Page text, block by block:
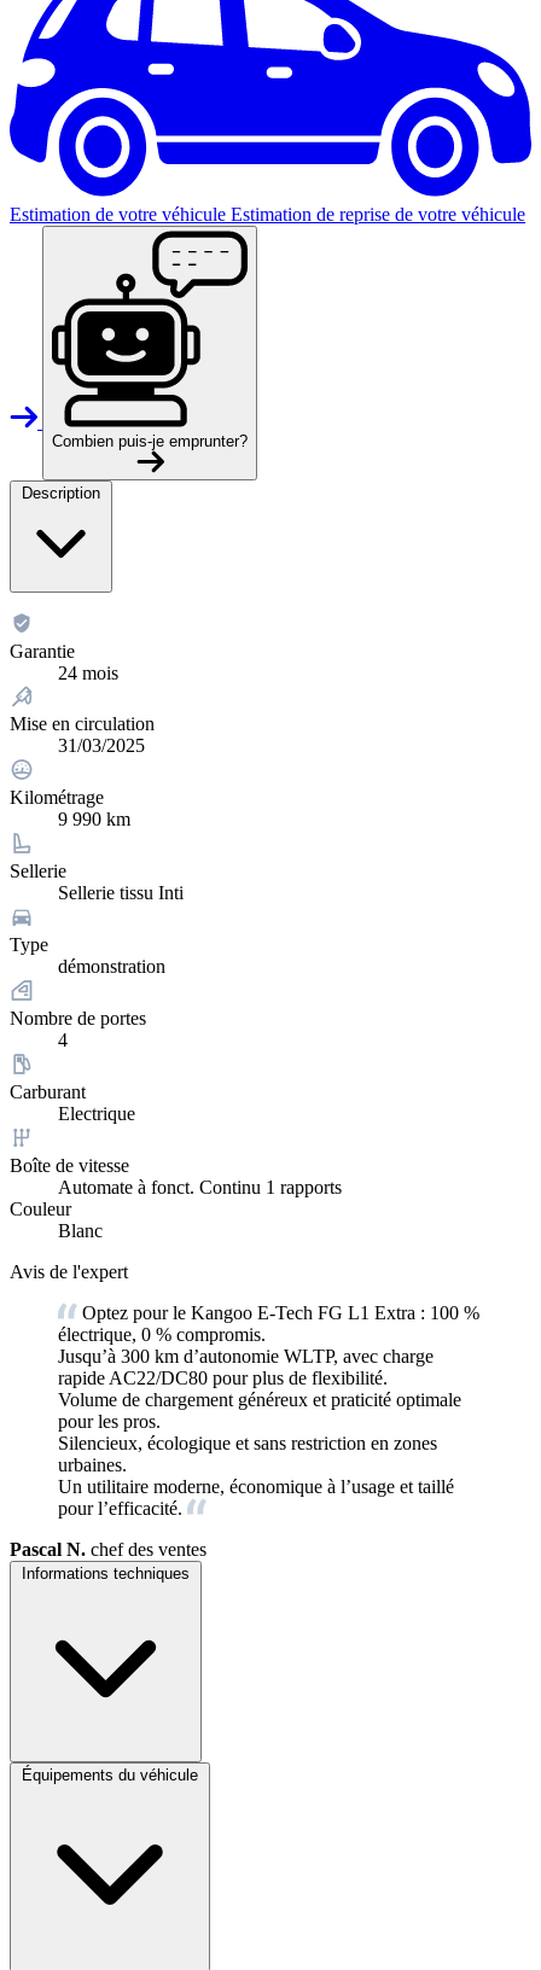
Estimation de votre véhicule Estimation de reprise de votre véhicule
Combien puis-je emprunter?
Description
Garantie
24 mois
Mise en circulation
31/03/2025
Kilométrage
9 990 km
Sellerie
Sellerie tissu Inti
Type
démonstration
Nombre de portes
4
Carburant
Electrique
Boîte de vitesse
Automate à fonct. Continu 1 rapports
Couleur
Blanc
Avis de l'expert
Optez pour le Kangoo E-Tech FG L1 Extra : 100 %
électrique, 0 % compromis.
Jusqu’à 300 km d’autonomie WLTP, avec charge
rapide AC22/DC80 pour plus de flexibilité.
Volume de chargement généreux et praticité optimale
pour les pros.
Silencieux, écologique et sans restriction en zones
urbaines.
Un utilitaire moderne, économique à l’usage et taillé
pour l’efficacité.
Pascal N. chef des ventes
Informations techniques
Équipements du véhicule